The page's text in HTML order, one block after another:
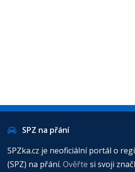
SPZ na přání
SPZka.cz je neoficiální portál o
(SPZ) na přání. Ověřte si svoji